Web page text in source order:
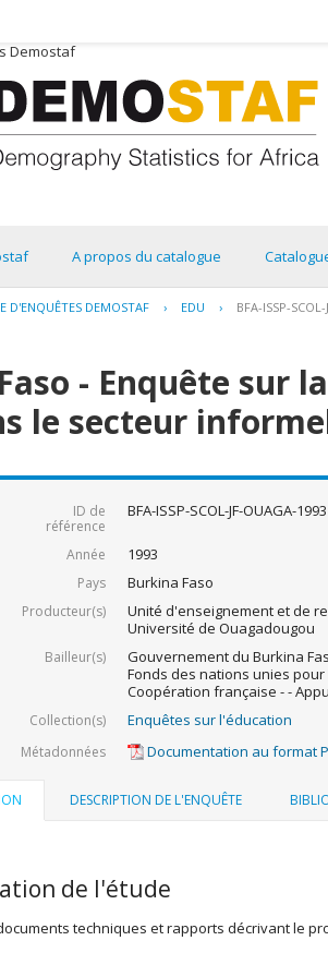
Demostaf
A propos du catalogue
D'ENQUÊTES DEMOSTAF › EDU › BFA-ISSP-
- Enquête sur
le secteur
ID de
référence
BFA-ISSP-SCOL-JF-OUAGA-1993
Année 1993
Pays Burkina Faso
Producteur(s)
Unité d'enseignement et de
Université de Ouagadougou
Bailleur(s)
Gouvernement du Burkina
Fonds des nations unies pour
Coopération française - -
Collection(s) Enquêtes sur l'éducation
Métadonnées Documentation au format
DESCRIPTION DE L'ENQUÊTE
de l'étude
techniques et rapports décrivant le